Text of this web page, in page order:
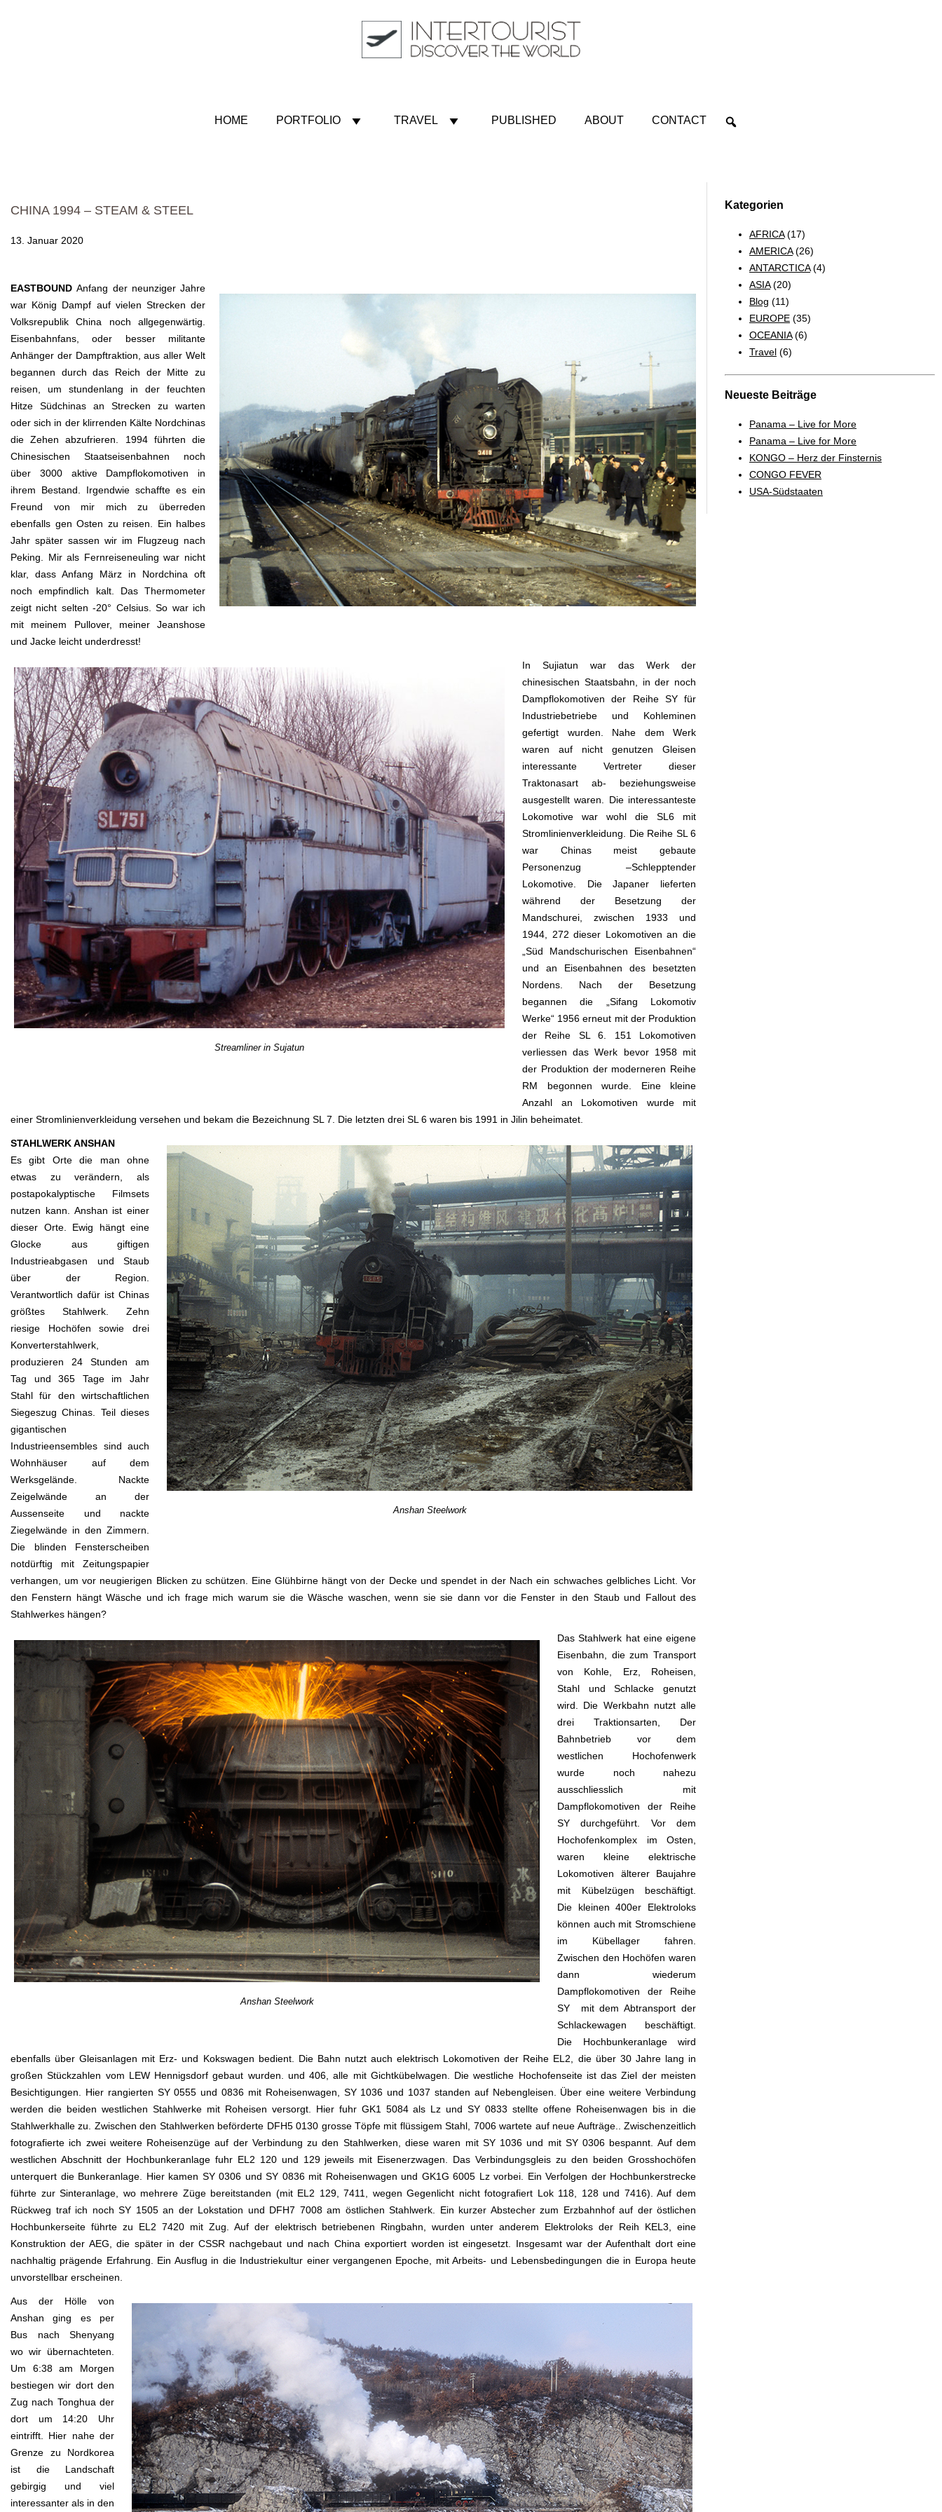
HOME PORTFOLIO TRAVEL PUBLISHED ABOUT CONTACT
CHINA 1994 – STEAM & STEEL
13. Januar 2020
EASTBOUNDAnfang der neunziger Jahre
war König Dampf auf vielen Strecken der
Volksrepublik China noch allgegenwärtig.
Eisenbahnfans, oder besser militante
Anhänger der Dampftraktion, aus aller Welt
begannen durch das Reich der Mitte zu
reisen, um stundenlang in der feuchten
Hitze Südchinas an Strecken zu warten
oder sich in der klirrenden Kälte Nordchinas
die Zehen abzufrieren. 1994 führten die
Chinesischen Staatseisenbahnen noch
über 3000 aktive Dampflokomotiven in
ihrem Bestand. Irgendwie schaffte es ein
Freund von mir mich zu überreden
ebenfalls gen Osten zu reisen. Ein halbes
Jahr später sassen wir im Flugzeug nach
Peking. Mir als Fernreiseneuling war nicht
klar, dass Anfang März in Nordchina oft
noch empfindlich kalt. Das Thermometer
zeigt nicht selten -20° Celsius. So war ich
mit meinem Pullover, meiner Jeanshose
und Jacke leicht underdresst!
Streamliner in Sujatun
In Sujiatun war das Werk der
chinesischen Staatsbahn, in der noch
Dampflokomotiven der Reihe SY für
Industriebetriebe und Kohleminen
gefertigt wurden. Nahe dem Werk
waren auf nicht genutzen Gleisen
interessante Vertreter dieser
Traktonasart ab- beziehungsweise
ausgestellt waren. Die interessanteste
Lokomotive war wohl die SL6 mit
Stromlinienverkleidung. Die Reihe SL 6
war Chinas meist gebaute
Personenzug –Schlepptender
Lokomotive. Die Japaner lieferten
während der Besetzung der
Mandschurei, zwischen 1933 und
1944, 272 dieser Lokomotiven an die
„Süd Mandschurischen Eisenbahnen“
und an Eisenbahnen des besetzten
Nordens. Nach der Besetzung
begannen die „Sifang Lokomotiv
Werke“ 1956 erneut mit der Produktion
der Reihe SL 6. 151 Lokomotiven
verliessen das Werk bevor 1958 mit
der Produktion der moderneren Reihe
RM begonnen wurde. Eine kleine
Anzahl an Lokomotiven wurde mit
einer Stromlinienverkleidung versehen und bekam die Bezeichnung SL 7. Die letzten drei SL 6 waren bis 1991 in Jilin beheimatet.
Anshan Steelwork
STAHLWERK ANSHAN
Es gibt Orte die man ohne
etwas zu verändern, als
postapokalyptische Filmsets
nutzen kann. Anshan ist einer
dieser Orte. Ewig hängt eine
Glocke aus giftigen
Industrieabgasen und Staub
über der Region.
Verantwortlich dafür ist Chinas
größtes Stahlwerk. Zehn
riesige Hochöfen sowie drei
Konverterstahlwerk,
produzieren 24 Stunden am
Tag und 365 Tage im Jahr
Stahl für den wirtschaftlichen
Siegeszug Chinas. Teil dieses
gigantischen
Industrieensembles sind auch
Wohnhäuser auf dem
Werksgelände. Nackte
Zeigelwände an der
Aussenseite und nackte
Ziegelwände in den Zimmern.
Die blinden Fensterscheiben
notdürftig mit Zeitungspapier
verhangen, um vor neugierigen Blicken zu schützen. Eine Glühbirne hängt von der Decke und spendet in der Nach ein schwaches gelbliches Licht. Vor
den Fenstern hängt Wäsche und ich frage mich warum sie die Wäsche waschen, wenn sie sie dann vor die Fenster in den Staub und Fallout des
Stahlwerkes hängen?
Anshan Steelwork
Das Stahlwerk hat eine eigene
Eisenbahn, die zum Transport
von Kohle, Erz, Roheisen,
Stahl und Schlacke genutzt
wird. Die Werkbahn nutzt alle
drei Traktionsarten, Der
Bahnbetrieb vor dem
westlichen Hochofenwerk
wurde noch nahezu
ausschliesslich mit
Dampflokomotiven der Reihe
SY durchgeführt. Vor dem
Hochofenkomplex im Osten,
waren kleine elektrische
Lokomotiven älterer Baujahre
mit Kübelzügen beschäftigt.
Die kleinen 400er Elektroloks
können auch mit Stromschiene
im Kübellager fahren.
Zwischen den Hochöfen waren
dann wiederum
Dampflokomotiven der Reihe
SY mit dem Abtransport der
Schlackewagen beschäftigt.
Die Hochbunkeranlage wird
ebenfalls über Gleisanlagen mit Erz- und Kokswagen bedient. Die Bahn nutzt auch elektrisch Lokomotiven der Reihe EL2, die über 30 Jahre lang in
großen Stückzahlen vom LEW Hennigsdorf gebaut wurden. und 406, alle mit Gichtkübelwagen. Die westliche Hochofenseite ist das Ziel der meisten
Besichtigungen. Hier rangierten SY 0555 und 0836 mit Roheisenwagen, SY 1036 und 1037 standen auf Nebengleisen. Über eine weitere Verbindung
werden die beiden westlichen Stahlwerke mit Roheisen versorgt. Hier fuhr GK1 5084 als Lz und SY 0833 stellte offene Roheisenwagen bis in die
Stahlwerkhalle zu. Zwischen den Stahlwerken beförderte DFH5 0130 grosse Töpfe mit flüssigem Stahl, 7006 wartete auf neue Aufträge.. Zwischenzeitlich
fotografierte ich zwei weitere Roheisenzüge auf der Verbindung zu den Stahlwerken, diese waren mit SY 1036 und mit SY 0306 bespannt. Auf dem
westlichen Abschnitt der Hochbunkeranlage fuhr EL2 120 und 129 jeweils mit Eisenerzwagen. Das Verbindungsgleis zu den beiden Grosshochöfen
unterquert die Bunkeranlage. Hier kamen SY 0306 und SY 0836 mit Roheisenwagen und GK1G 6005 Lz vorbei. Ein Verfolgen der Hochbunkerstrecke
führte zur Sinteranlage, wo mehrere Züge bereitstanden (mit EL2 129, 7411, wegen Gegenlicht nicht fotografiert Lok 118, 128 und 7416). Auf dem
Rückweg traf ich noch SY 1505 an der Lokstation und DFH7 7008 am östlichen Stahlwerk. Ein kurzer Abstecher zum Erzbahnhof auf der östlichen
Hochbunkerseite führte zu EL2 7420 mit Zug. Auf der elektrisch betriebenen Ringbahn, wurden unter anderem Elektroloks der Reih KEL3, eine
Konstruktion der AEG, die später in der CSSR nachgebaut und nach China exportiert worden ist eingesetzt. Insgesamt war der Aufenthalt dort eine
nachhaltig prägende Erfahrung. Ein Ausflug in die Industriekultur einer vergangenen Epoche, mit Arbeits- und Lebensbedingungen die in Europa heute
unvorstellbar erscheinen.
Aus der Hölle von
Anshan ging es per
Bus nach Shenyang
wo wir übernachteten.
Um 6:38 am Morgen
bestiegen wir dort den
Zug nach Tonghua der
dort um 14:20 Uhr
eintrifft. Hier nahe der
Grenze zu Nordkorea
ist die Landschaft
gebirgig und viel
interessanter als in den
Kategorien
AFRICA(17)
AMERICA(26)
ANTARCTICA(4)
ASIA(20)
Blog (11)
EUROPE (35)
OCEANIA(6)
Travel (6)
Neueste Beiträge
Panama – Live for More
Panama – Live for More
KONGO – Herz der Finsternis
CONGO FEVER
USA-Südstaaten